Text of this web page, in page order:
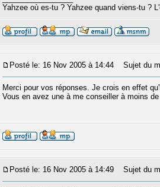
Yahzee où es-tu ? Yahzee quand viens-tu ?
Posté le: 16 Nov 2005 à 14:44 Sujet du
Merci pour vos réponses. Je crois en effet
Vous en avez une à me conseiller à moins
Posté le: 16 Nov 2005 à 14:49 Sujet du